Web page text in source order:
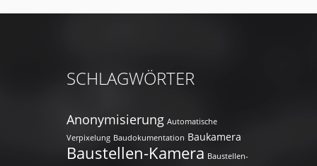
SCHLAGWÖRTER
Anonymisierung Automatische
Verpixelung Baudokumentation Baukamera
Baustellen-Kamera Baustellen-